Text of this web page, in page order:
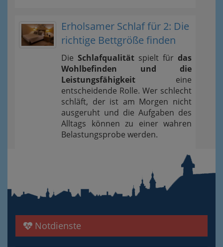
Erholsamer Schlaf für 2: Die
richtige Bettgröße finden
Die Schlafqualität spielt für das
Wohlbefinden und die
Leistungsfähigkeit eine
entscheidende Rolle. Wer schlecht
schläft, der ist am Morgen nicht
ausgeruht und die Aufgaben des
Alltags können zu einer wahren
Belastungsprobe werden.
Notdienste